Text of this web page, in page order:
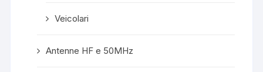
Veicolari
Antenne HF e 50MHz